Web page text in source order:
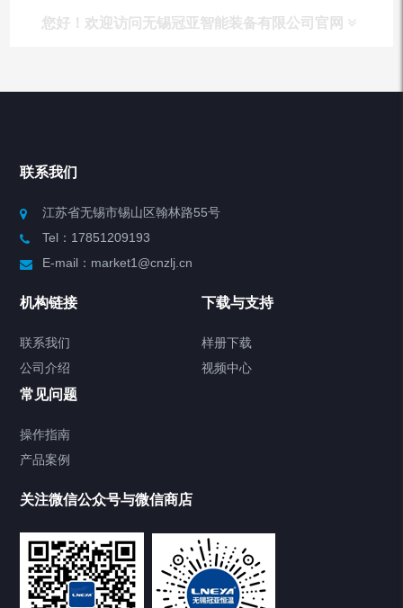
您好！欢迎访问无锡冠亚智能装备有限公司官网
产品列表
制冷加热动态控温系统
Chiller直冷控温机组
Heating Circulator加热循环器
Freezer低温箱
联系我们
江苏省无锡市锡山区翰林路55号
Tel：17851209193
E-mail：market1@cnzlj.cn
机构链接
联系我们
公司介绍
下载与支持
样册下载
视频中心
常见问题
操作指南
产品案例
关注微信公众号与微信商店